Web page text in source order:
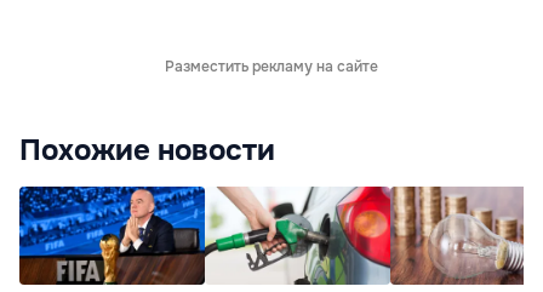
Разместить рекламу на сайте
Похожие новости